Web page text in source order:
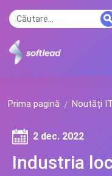
Prima pagină Noutăți IT
Industria
2 dec. 2022